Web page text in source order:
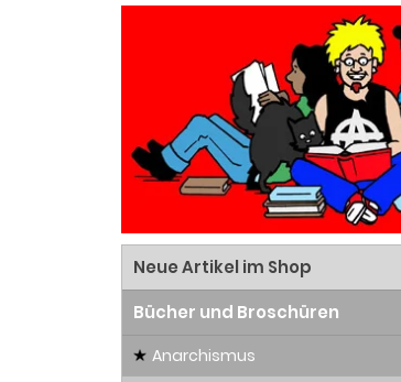
Neue Artikel im Shop
Bücher und Broschüren
Anarchismus